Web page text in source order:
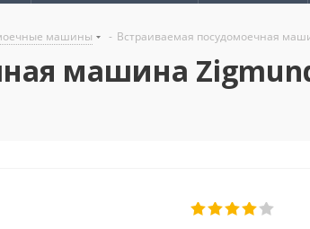
машины - Встраиваемая посудомоечная
машина